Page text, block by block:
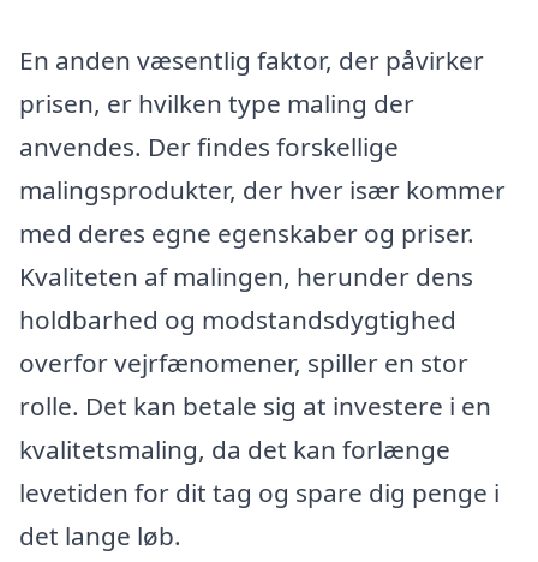
En anden væsentlig faktor, der påvirker
prisen, er hvilken type maling der
anvendes. Der findes forskellige
malingsprodukter, der hver især kommer
med deres egne egenskaber og priser.
Kvaliteten af malingen, herunder dens
holdbarhed og modstandsdygtighed
overfor vejrfænomener, spiller en stor
rolle. Det kan betale sig at investere i en
kvalitetsmaling, da det kan forlænge
levetiden for dit tag og spare dig penge i
det lange løb.